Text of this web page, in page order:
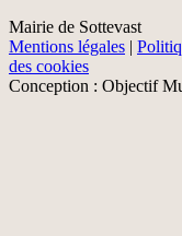
Mairie de Sottevast
Mentions légales |
des cookies
Conception : Objectif